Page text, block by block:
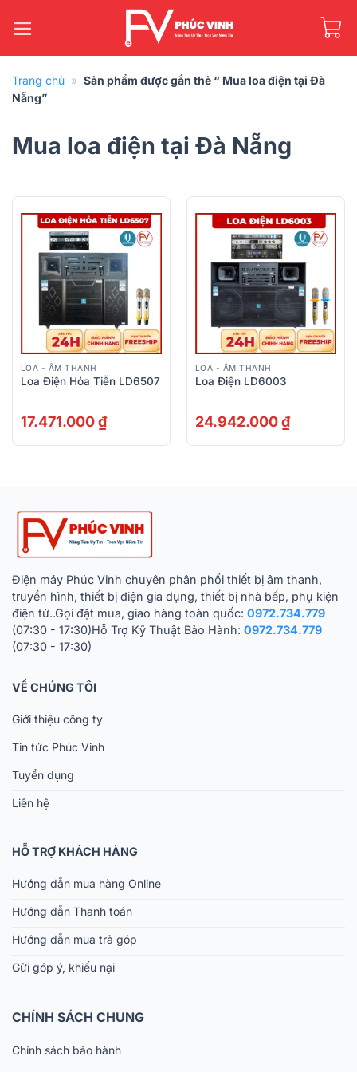
qua
Mua loa điện tại Đà Nẵng
Trang chủ » Sản phẩm được gắn thẻ “ Mua loa điện tại Đà
Nẵng”
LOA - ÂM THANH
Loa Điện Hỏa Tiễn LD6507
17.471.000₫
LOA - ÂM THANH
Loa Điện LD6003
24.942.000₫
Điện máy Phúc Vinh chuyên phân phối thiết bị âm thanh,
truyền hình, thiết bị điện gia dụng, thiết bị nhà bếp, phụ kiện
điện tử..Gọi đặt mua, giao hàng toàn quốc: 0972.734.779
(07:30 - 17:30)Hỗ Trợ Kỹ Thuật Bảo Hành: 0972.734.779
(07:30 - 17:30)
VỀ CHÚNG TÔI
Giới thiệu công ty
Tin tức Phúc Vinh
Tuyển dụng
Liên hệ
HỖ TRỢ KHÁCH HÀNG
Hướng dẫn mua hàng Online
Hướng dẫn Thanh toán
Hướng dẫn mua trả góp
Gửi góp ý, khiếu nại
CHÍNH SÁCH CHUNG
Chính sách bảo hành